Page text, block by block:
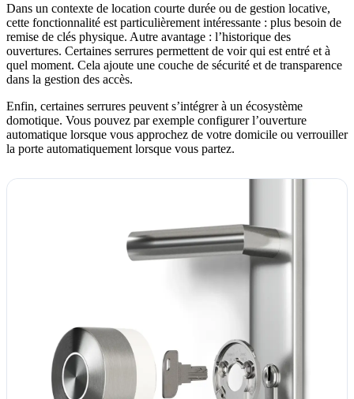
Dans un contexte de location courte durée ou de gestion locative,
cette fonctionnalité est particulièrement intéressante : plus besoin de
remise de clés physique. Autre avantage : l’historique des
ouvertures. Certaines serrures permettent de voir qui est entré et à
quel moment. Cela ajoute une couche de sécurité et de transparence
dans la gestion des accès.
Enfin, certaines serrures peuvent s’intégrer à un écosystème
domotique. Vous pouvez par exemple configurer l’ouverture
automatique lorsque vous approchez de votre domicile ou verrouiller
la porte automatiquement lorsque vous partez.